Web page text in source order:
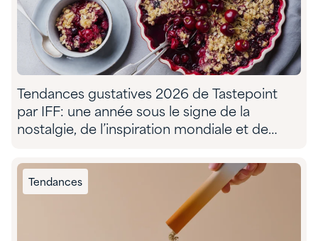
Tendances gustatives 2026 de Tastepoint
par IFF: une année sous le signe de la
nostalgie, de l’inspiration mondiale et de
Tendances